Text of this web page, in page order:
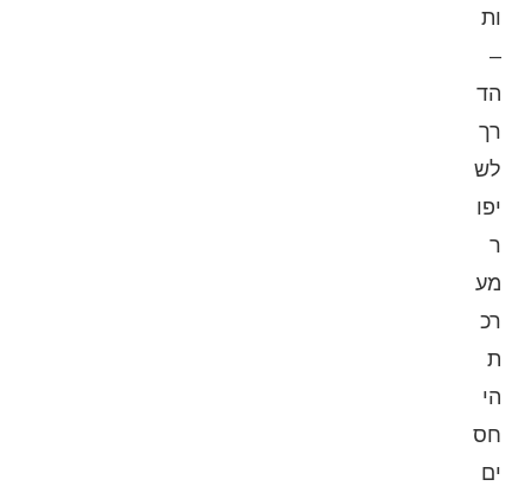
ות
–
הד
רך
לש
יפו
ר
מע
רכ
ת
הי
חס
ים